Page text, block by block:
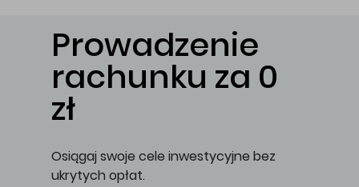
Prowadzenie
rachunku za 0
zł
Osiągaj swoje cele inwestycyjne bez
ukrytych opłat.